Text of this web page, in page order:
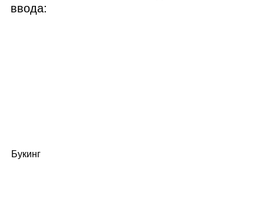
ввода:
Букинг